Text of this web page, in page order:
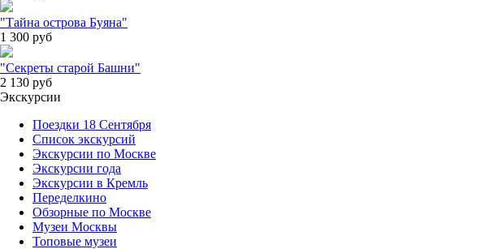
"Тайна острова Буяна"
1 300 руб
"Секреты старой Башни"
2 130 руб
Экскурсии
Поездки 18 Сентября
Список экскурсий
Экскурсии по Москве
Экскурсии года
Экскурсии в Кремль
Переделкино
Обзорные по Москве
Музеи Москвы
Топовые музеи